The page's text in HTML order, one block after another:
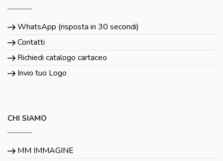
WhatsApp (risposta in 30 secondi)
Contatti
Richiedi catalogo cartaceo
Invio tuo Logo
CHI SIAMO
MM IMMAGINE